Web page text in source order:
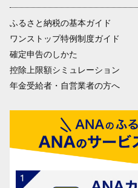
ふるさと納税の基本ガイド
ワンストップ特例制度ガイド
確定申告のしかた
控除上限額シミュレーション
年金受給者・自営業者の方へ